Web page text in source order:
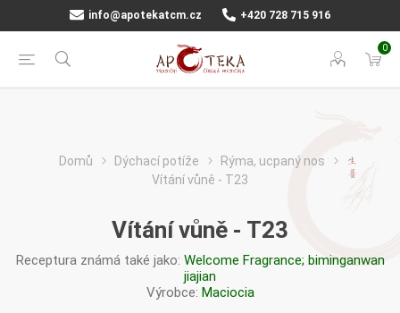
info@apotekatcm.cz +420 728 715 916
0
Domů Dýchací potíže
Rýma, ucpaný nos
Vítání vůně - T23
Vítání vůně - T23
Receptura známá také jako: Welcome Fragrance; biminganwan
jiajian
Výrobce: Maciocia